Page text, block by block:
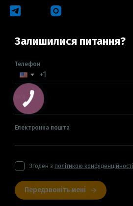
Залишилися питання?
Телефон
Електронна пошта
Згоден з політикою конфіденційності
Передзвоніть мені